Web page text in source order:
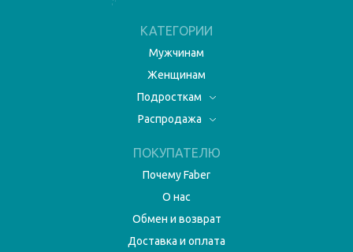
КАТЕГОРИИ
Мужчинам
Женщинам
Подросткам
Распродажа
ПОКУПАТЕЛЮ
Почему Faber
О нас
Обмен и возврат
Доставка и оплата